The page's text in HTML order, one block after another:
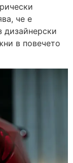
че е
дизайнерски
в повечето